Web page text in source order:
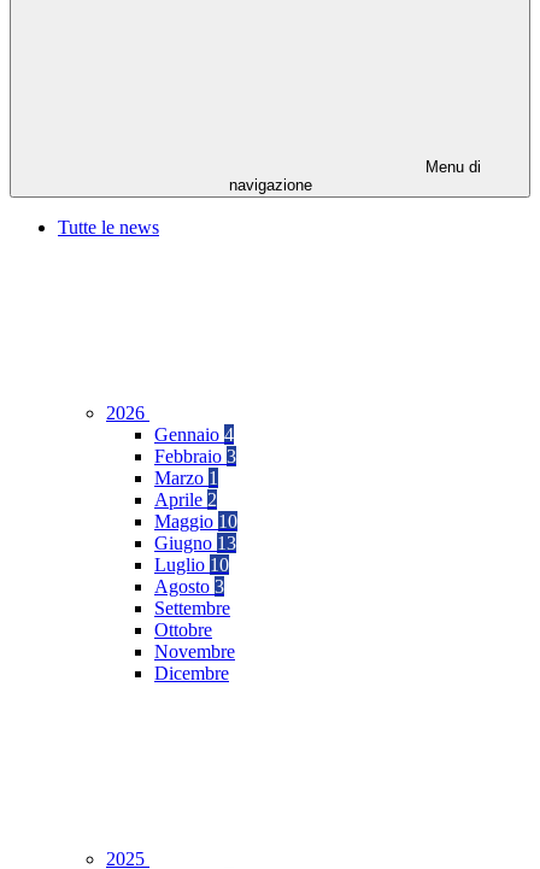
Menu di
navigazione
Tutte le news
2026
Gennaio 4
Febbraio 3
Marzo 1
Aprile 2
Maggio 10
Giugno 13
Luglio 10
Agosto 3
Settembre
Ottobre
Novembre
Dicembre
2025